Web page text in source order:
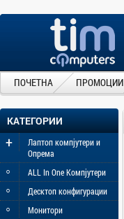
ПОЧЕТНА ПРОМОЦИИ
КАТЕГОРИИ
Лаптоп компјутери и
Опрема
+
ALL In One Компјутери
◦
Десктоп конфигурации
◦
Монитори
◦